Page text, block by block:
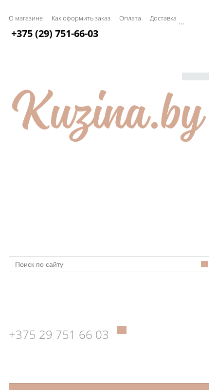
О магазине Как оформить заказ Оплата Доставка ...
+375 (29) 751-66-03
+375 29 751 66 03